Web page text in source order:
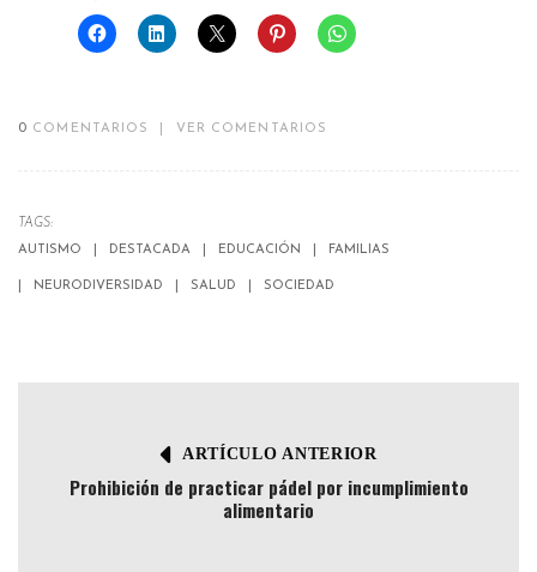
0 COMENTARIOS VER COMENTARIOS
TAGS:
AUTISMO
DESTACADA EDUCACIÓN FAMILIAS
NEURODIVERSIDAD SALUD SOCIEDAD
ARTÍCULO ANTERIOR
Prohibición de practicar pádel por incumplimiento
alimentario